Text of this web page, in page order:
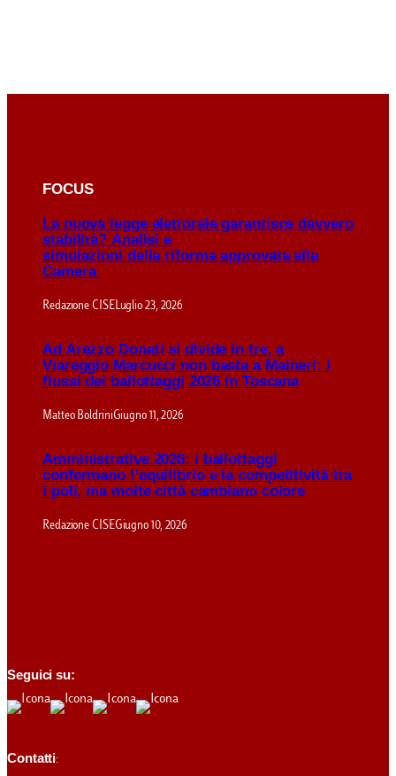
FOCUS
La nuova legge elettorale garantisce davvero
stabilità? Analisi e
simulazioni della riforma approvata alla
Camera
Redazione CISELuglio 23, 2026
Ad Arezzo Donati si divide in tre, a
Viareggio Marcucci non basta a Maineri: i
flussi dei ballottaggi 2026 in Toscana
Matteo BoldriniGiugno 11, 2026
Amministrative 2026: i ballottaggi
confermano l’equilibrio e la competitività tra
i poli, ma molte città cambiano colore
Redazione CISEGiugno 10, 2026
Seguici su:
Contatti: